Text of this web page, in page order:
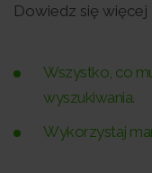
Dowiedz się więcej
Wszystko, co
wyszukiwania.
Wykorzystaj